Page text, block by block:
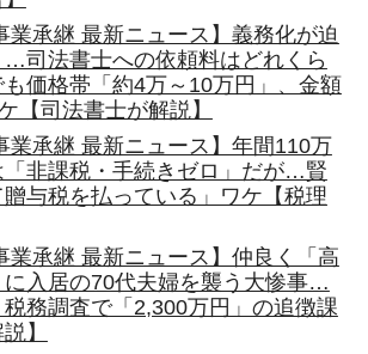
業承継 最新ニュース】義務化が迫
…司法書士への依頼料はどれくら
価格帯「約4万～10万円」、金額
【司法書士が解説】
業承継 最新ニュース】年間110万
「非課税・手続きゼロ」だが…賢
与税を払っている」ワケ【税理
業承継 最新ニュース】仲良く「高
入居の70代夫婦を襲う大惨事…
務調査で「2,300万円」の追徴課
】